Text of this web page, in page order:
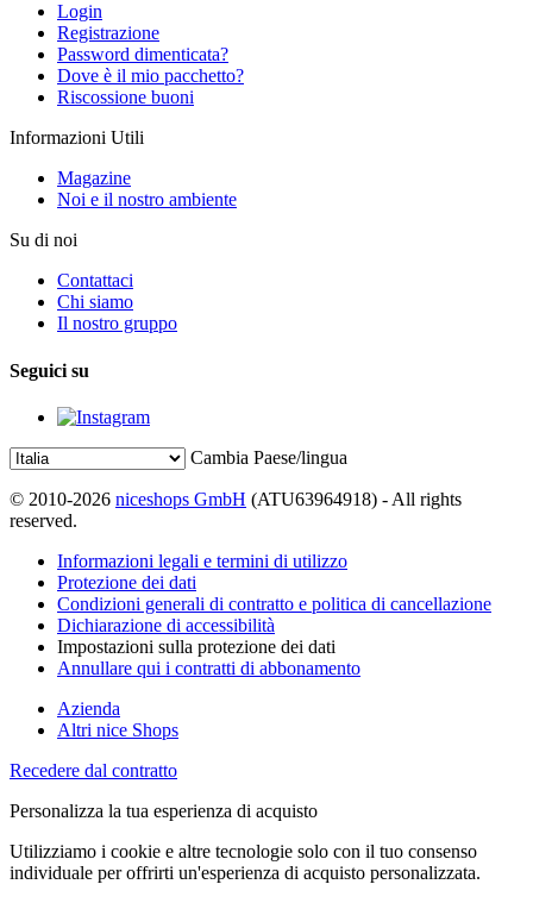
Login
Registrazione
Password dimenticata?
Dove è il mio pacchetto?
Riscossione buoni
Informazioni Utili
Magazine
Noi e il nostro ambiente
Su di noi
Contattaci
Chi siamo
Il nostro gruppo
Seguici su
Cambia Paese/lingua
© 2010-2026 niceshops GmbH (ATU63964918) - All rights
reserved.
Informazioni legali e termini di utilizzo
Protezione dei dati
Condizioni generali di contratto e politica di cancellazione
Dichiarazione di accessibilità
Impostazioni sulla protezione dei dati
Annullare qui i contratti di abbonamento
Azienda
Altri nice Shops
Recedere dal contratto
Personalizza la tua esperienza di acquisto
Utilizziamo i cookie e altre tecnologie solo con il tuo consenso
individuale per offrirti un'esperienza di acquisto personalizzata.